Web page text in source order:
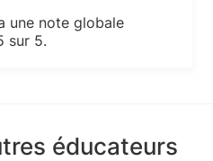
une note globale
sur 5.
éducateurs